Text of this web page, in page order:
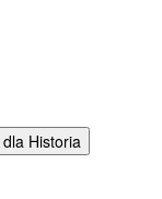
Historia